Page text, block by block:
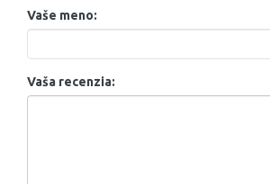
Vaše meno:
Vaša recenzia: